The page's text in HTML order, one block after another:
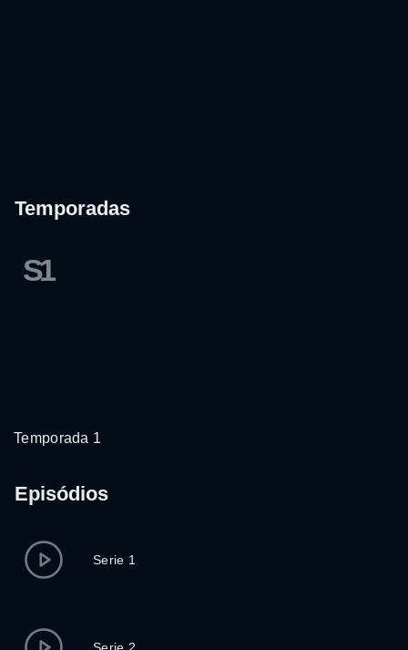
Temporadas
S1
Temporada 1
Episódios
Serie 1